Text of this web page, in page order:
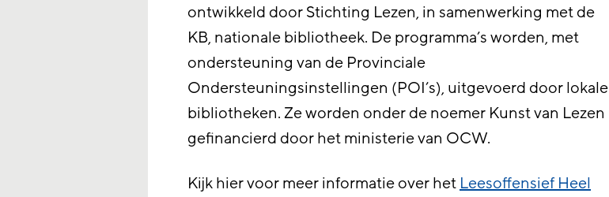
ontwikkeld door Stichting Lezen, in samenwerking met de
KB, nationale bibliotheek. De programma’s worden, met
ondersteuning van de Provinciale
Ondersteuningsinstellingen (POI’s), uitgevoerd door lokale
bibliotheken. Ze worden onder de noemer Kunst van Lezen
gefinancierd door het ministerie van OCW.
Kijk hier voor meer informatie over het Leesoffensief Heel